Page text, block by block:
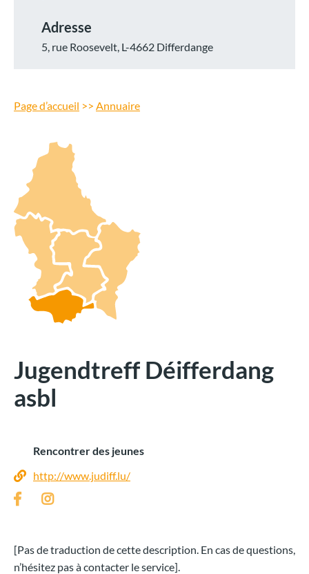
Adresse
5, rue Roosevelt, L-4662 Differdange
Page d’accueil >> Annuaire
Jugendtreff Déifferdang
asbl
Rencontrer des jeunes
http://www.judiff.lu/
[Pas de traduction de cette description. En cas de questions,
n’hésitez pas à contacter le service].